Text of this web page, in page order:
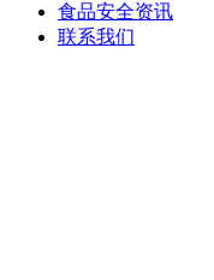
食品安全资讯
联系我们